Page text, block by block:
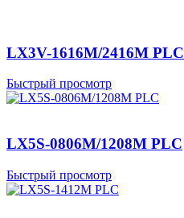
LX3V-1616M/2416M PLC
Быстрый просмотр
LX5S-0806M/1208M PLC
Быстрый просмотр